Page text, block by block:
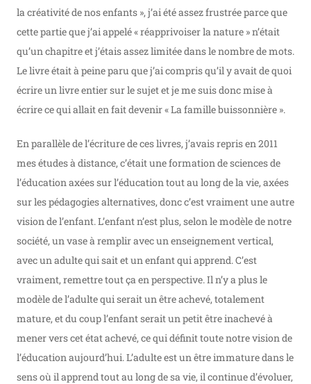
la créativité de nos enfants », j’ai été assez frustrée parce que
cette partie que j’ai appelé « réapprivoiser la nature » n’était
qu’un chapitre et j’étais assez limitée dans le nombre de mots.
Le livre était à peine paru que j’ai compris qu’il y avait de quoi
écrire un livre entier sur le sujet et je me suis donc mise à
écrire ce qui allait en fait devenir « La famille buissonnière ».
En parallèle de l’écriture de ces livres, j’avais repris en 2011
mes études à distance, c’était une formation de sciences de
l’éducation axées sur l’éducation tout au long de la vie, axées
sur les pédagogies alternatives, donc c’est vraiment une autre
vision de l’enfant. L’enfant n’est plus, selon le modèle de notre
société, un vase à remplir avec un enseignement vertical,
avec un adulte qui sait et un enfant qui apprend. C’est
vraiment, remettre tout ça en perspective. Il n’y a plus le
modèle de l’adulte qui serait un être achevé, totalement
mature, et du coup l’enfant serait un petit être inachevé à
mener vers cet état achevé, ce qui définit toute notre vision de
l’éducation aujourd’hui. L’adulte est un être immature dans le
sens où il apprend tout au long de sa vie, il continue d’évoluer,